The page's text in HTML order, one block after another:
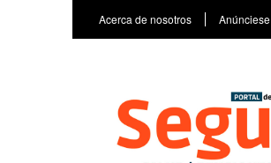
Acerca de nosotros Anúnciese